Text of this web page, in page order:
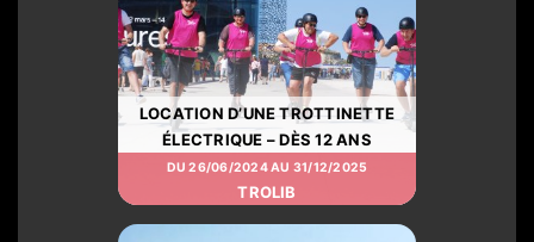
LOCATION D’UNE TROTTINETTE
ÉLECTRIQUE – DÈS 12 ANS
DU 26/06/2024 AU 31/12/2025
TROLIB